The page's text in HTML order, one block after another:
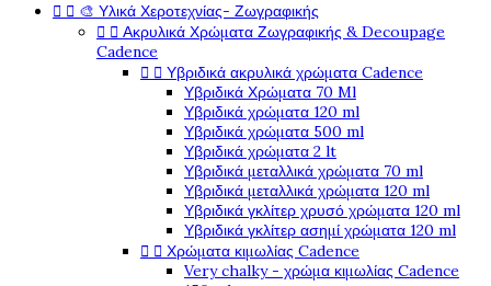
  🎨 Υλικά Χεροτεχνίας- Ζωγραφικής
  Ακρυλικά Χρώματα Ζωγραφικής & Decoupage
Cadence
  Υβριδικά ακρυλικά χρώματα Cadence
Υβριδικά Χρώματα 70 Ml
Υβριδικά χρώματα 120 ml
Υβριδικά χρώματα 500 ml
Υβριδικά χρώματα 2 lt
Υβριδικά μεταλλικά χρώματα 70 ml
Υβριδικά μεταλλικά χρώματα 120 ml
Υβριδικά γκλίτερ χρυσό χρώματα 120 ml
Υβριδικά γκλίτερ ασημί χρώματα 120 ml
  Χρώματα κιμωλίας Cadence
Very chalky - χρώμα κιμωλίας Cadence